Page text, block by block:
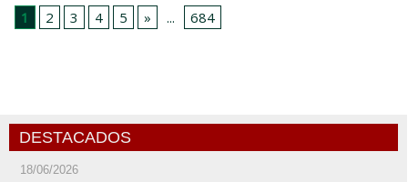
1
2 3 4 5 » ... 684
DESTACADOS
18/06/2026